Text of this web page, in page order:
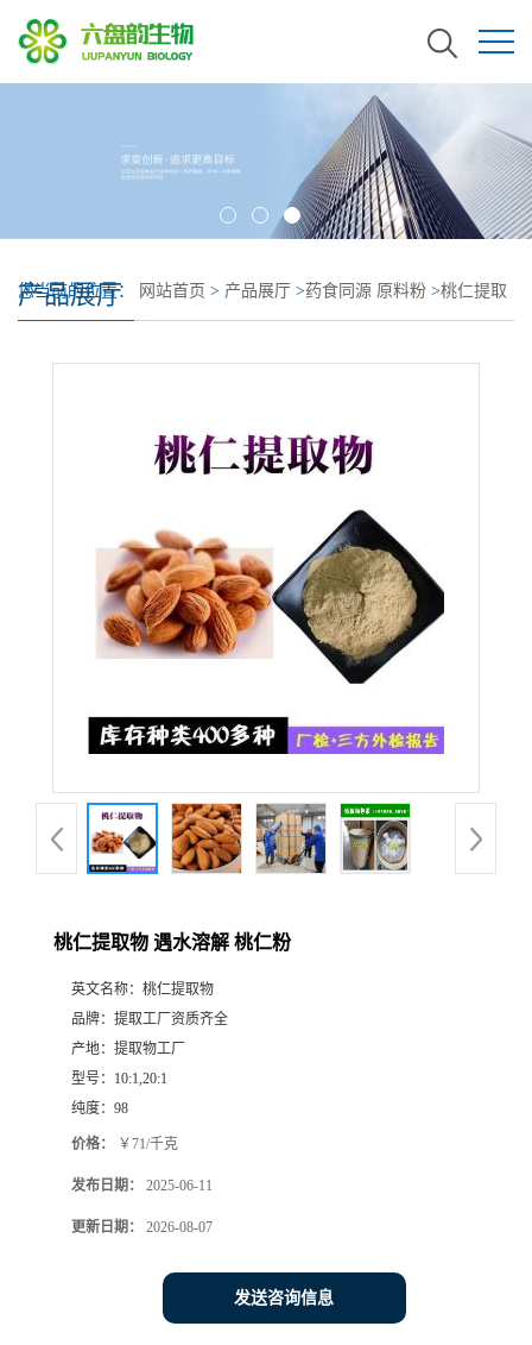
产品展厅
您当前的位置： 网站首页 > 产品展厅 >药食同源 原料粉 >桃仁提取
桃仁提取物 遇水溶解 桃仁粉
英文名称： 桃仁提取物
品牌： 提取工厂资质齐全
产地： 提取物工厂
型号： 10:1,20:1
纯度： 98
价格： ￥71/千克
发布日期： 2025-06-11
更新日期： 2026-08-07
发送咨询信息